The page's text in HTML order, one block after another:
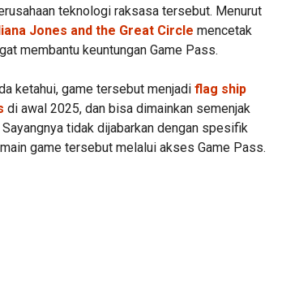
teknologi raksasa tersebut. Menurut
Jones and the Great Circle mencetak
membantu keuntungan Game Pass.
ketahui, game tersebut menjadi flag ship
di awal 2025, dan bisa dimainkan semenjak
tidak dijabarkan dengan spesifik
game tersebut melalui akses Game Pass.